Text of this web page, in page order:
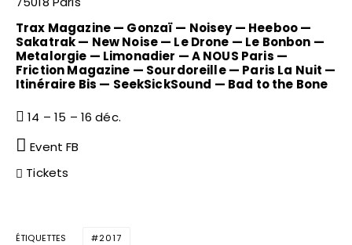
Écouter
Regarder
Ecouter
Trax Magazine — Gonzaï — Noisey — Heeboo —
Sakatrak — New Noise — Le Drone — Le Bonbon —
Metalorgie — Limonadier — A NOUS Paris —
Friction Magazine — Sourdoreille — Paris La Nuit —
Itinéraire Bis — SeekSickSound — Bad to the Bone
14 – 15 – 16 déc.
Event FB
Tickets
ÉTIQUETTES 2017